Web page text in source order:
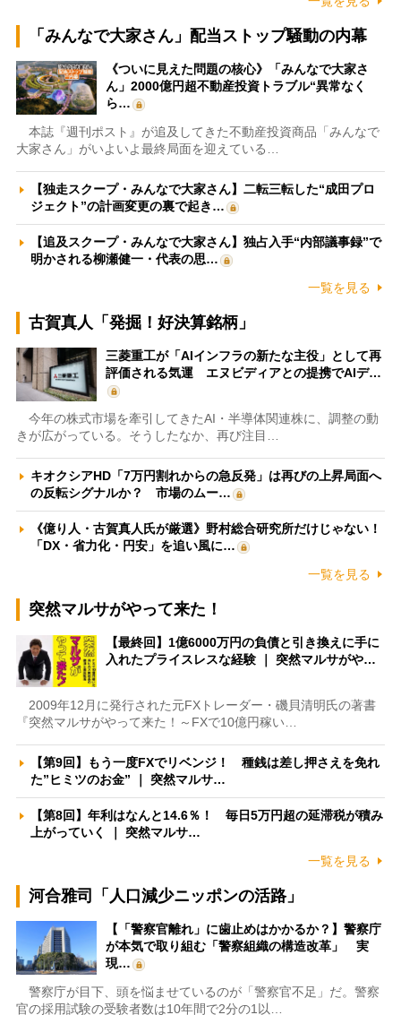
「みんなで大家さん」配当ストップ騒動の内幕
《ついに見えた問題の核心》「みんなで大家さ
ん」2000億円超不動産投資トラブル“異常なく
ら…
本誌『週刊ポスト』が追及してきた不動産投資商品「みんなで
大家さん」がいよいよ最終局面を迎えている…
【独走スクープ・みんなで大家さん】二転三転した“成田プロ
ジェクト”の計画変更の裏で起き…
【追及スクープ・みんなで大家さん】独占入手“内部議事録”で
明かされる柳瀬健一・代表の思…
一覧を見る
古賀真人「発掘！好決算銘柄」
三菱重工が「AIインフラの新たな主役」として再
評価される気運 エヌビディアとの提携でAIデ…
今年の株式市場を牽引してきたAI・半導体関連株に、調整の動
きが広がっている。そうしたなか、再び注目…
キオクシアHD「7万円割れからの急反発」は再びの上昇局面へ
の反転シグナルか？ 市場のムー…
《億り人・古賀真人氏が厳選》野村総合研究所だけじゃない！
「DX・省力化・円安」を追い風に…
一覧を見る
突然マルサがやって来た！
【最終回】1億6000万円の負債と引き換えに手に
入れたプライスレスな経験 ｜ 突然マルサがや…
2009年12月に発行された元FXトレーダー・磯貝清明氏の著書
『突然マルサがやって来た！～FXで10億円稼い…
【第9回】もう一度FXでリベンジ！ 種銭は差し押さえを免れ
た”ヒミツのお金” ｜ 突然マルサ…
【第8回】年利はなんと14.6％！ 毎日5万円超の延滞税が積み
上がっていく ｜ 突然マルサ…
一覧を見る
河合雅司「人口減少ニッポンの活路」
【「警察官離れ」に歯止めはかかるか？】警察庁
が本気で取り組む「警察組織の構造改革」 実
現…
警察庁が目下、頭を悩ませているのが「警察官不足」だ。警察
官の採用試験の受験者数は10年間で2分の1以…